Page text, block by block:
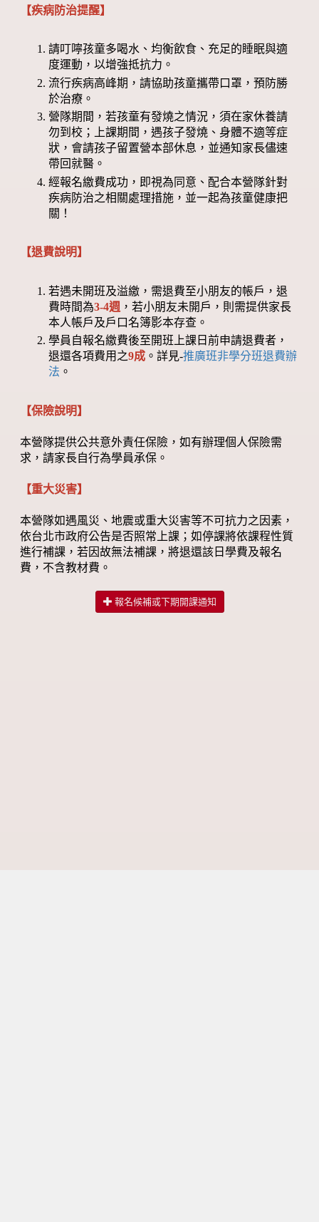
【疾病防治提醒】
請叮嚀孩童多喝水、均衡飲食、充足的睡眠與適
度運動，以增強抵抗力。
流行疾病高峰期，請協助孩童攜帶口罩，預防勝
於治療。
營隊期間，若孩童有發燒之情況，須在家休養請
勿到校；上課期間，遇孩子發燒、身體不適等症
狀，會請孩子留置營本部休息，並通知家長儘速
帶回就醫。
經報名繳費成功，即視為同意、配合本營隊針對
疾病防治之相關處理措施，並一起為孩童健康把
關！
【退費說明】
若遇未開班及溢繳，需退費至小朋友的帳戶，退
費時間為3-4週 ，若小朋友未開戶，則需提供家長
本人帳戶及戶口名簿影本存查。
學員自報名繳費後至開班上課日前申請退費者，
退還各項費用之9成 。詳見-推廣班非學分班退費辦
法 。
【保險說明】
本營隊提供公共意外責任保險，如有辦理個人保險需
求，請家長自行為學員承保。
【重大災害】
本營隊如遇風災、地震或重大災害等不可抗力之因素，
依台北市政府公告是否照常上課；如停課將依課程性質
進行補課，若因故無法補課，將退還該日學費及報名
費，不含教材費。
報名候補或下期開課通知